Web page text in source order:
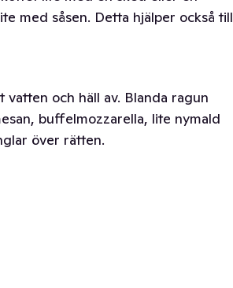
med såsen. Detta hjälper också till
och häll av. Blanda ragun
buffelmozzarella, lite nymald
över rätten.